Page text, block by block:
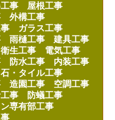
工事 屋根工事
外構工事
事 ガラス工事
雨樋工事 建具工事
衛生工事 電気工事
防水工事 内装工事
石・タイル工事
造園工事 空調工事
工事
防蟻工事
ン専有部工事